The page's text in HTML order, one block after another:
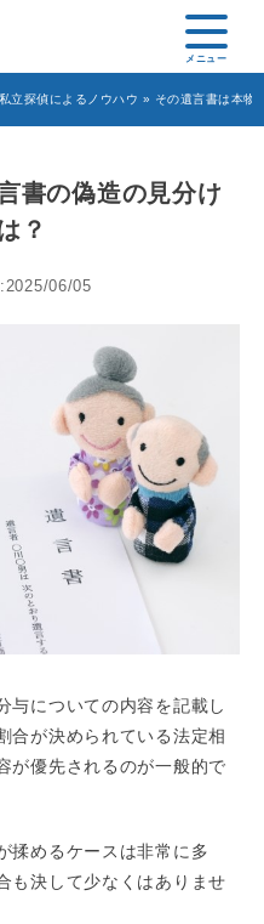
私立探偵によるノウハウ » その遺言書は本物
書の偽造の見分け
？
06/05
与についての内容を記載し
合が決められている法定相
が優先されるのが一般的で
揉めるケースは非常に多
も決して少なくはありませ